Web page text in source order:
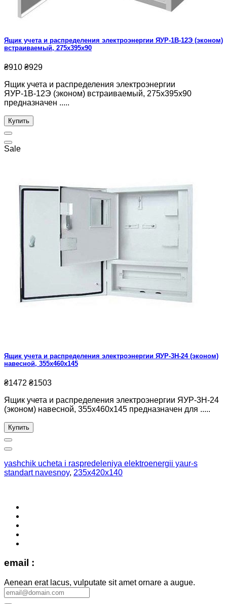
Ящик учета и распределения электроэнергии ЯУР-1В-12Э (эконом)
встраиваемый, 275x395x90
₴910 ₴929
Ящик учета и распределения электроэнергии
ЯУР-1В-12Э (эконом) встраиваемый, 275x395x90
предназначен .....
Купить
Sale
Ящик учета и распределения электроэнергии ЯУР-3Н-24 (эконом)
навесной, 355x460x145
₴1472 ₴1503
Ящик учета и распределения электроэнергии ЯУР-3Н-24
(эконом) навесной, 355x460x145 предназначен для .....
Купить
yashchik ucheta i raspredeleniya elektroenergii yaur-s
standart navesnoy, 235x420x140
email :
Aenean erat lacus, vulputate sit amet ornare a augue.